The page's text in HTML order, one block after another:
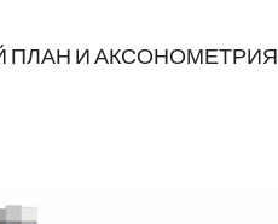
ПЛАН И АКСОНОМЕТРИЯ